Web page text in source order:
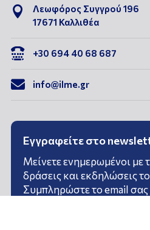

Λεωφόρος Συγγρού 196
17671 Καλλιθέα
 +30 694 40 68 687
 info@ilme.gr
Εγγραφείτε στο
Μείνετε ενημερωμένοι με
δράσεις και εκδηλώσεις
Συμπληρώστε το email σας